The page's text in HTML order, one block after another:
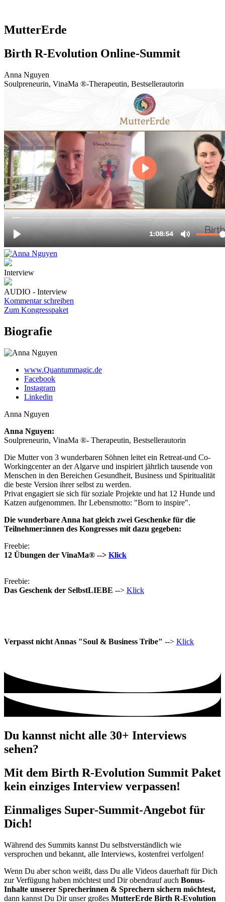
MutterErde
Birth R-Evolution Online-Summit
Anna Nguyen
Soulpreneurin, VinaMa ®-Therapeutin, Bestsellerautorin
Interview
AUDIO - Interview
Kommentar schreiben
Zum Kongresspaket
Biografie
www.Quantummagic.de
Facebook
Instagram
Linkedin
Anna Nguyen
Anna Nguyen:
Soulpreneurin, VinaMa ®- Therapeutin, Bestsellerautorin
Die Mutter von 3 wunderbaren Söhnen leitet ein Retreat-und Co-
Workingcenter an der Algarve und inspiriert jährlich tausende von
Menschen in den Bereichen Gesundheit, Business und Spiritualität
die beste Version ihrer selbst zu werden.
Privat engagiert sie sich für soziale Projekte und hat 12 Hunde und
Katzen aufgenommen. Ihr Lebensmotto: "Born to inspire".
Die wunderbare Anna hat gleich zwei Geschenke für die
Teilnehmer:innen des Kongresses mit dazu gegeben:
Freebie:
12 Übungen der VinaMa® --> Klick
Freebie:
Das Geschenk der SelbstLIEBE --> Klick
Verpasst nicht Annas "Soul & Business Tribe" --> Klick
Du kannst nicht alle 30+ Interviews
sehen?
Mit dem Birth R-Evolution Summit Paket
kein einziges Interview verpassen!
Einmaliges Super-Summit-Angebot für
Dich!
Während des Summits kannst Du selbstverständlich wie
versprochen und bekannt, alle Interviews, kostenfrei verfolgen!
Wenn Du aber schon weißt, dass Du alle Videos dauerhaft für Dich
zur Verfügung haben möchtest und Dir obendrauf auch Bonus-
Inhalte unserer Sprecherinnen & Sprechern sichern möchtest,
dann kannst Du Dir unser großes MutterErde Birth R-Evolution